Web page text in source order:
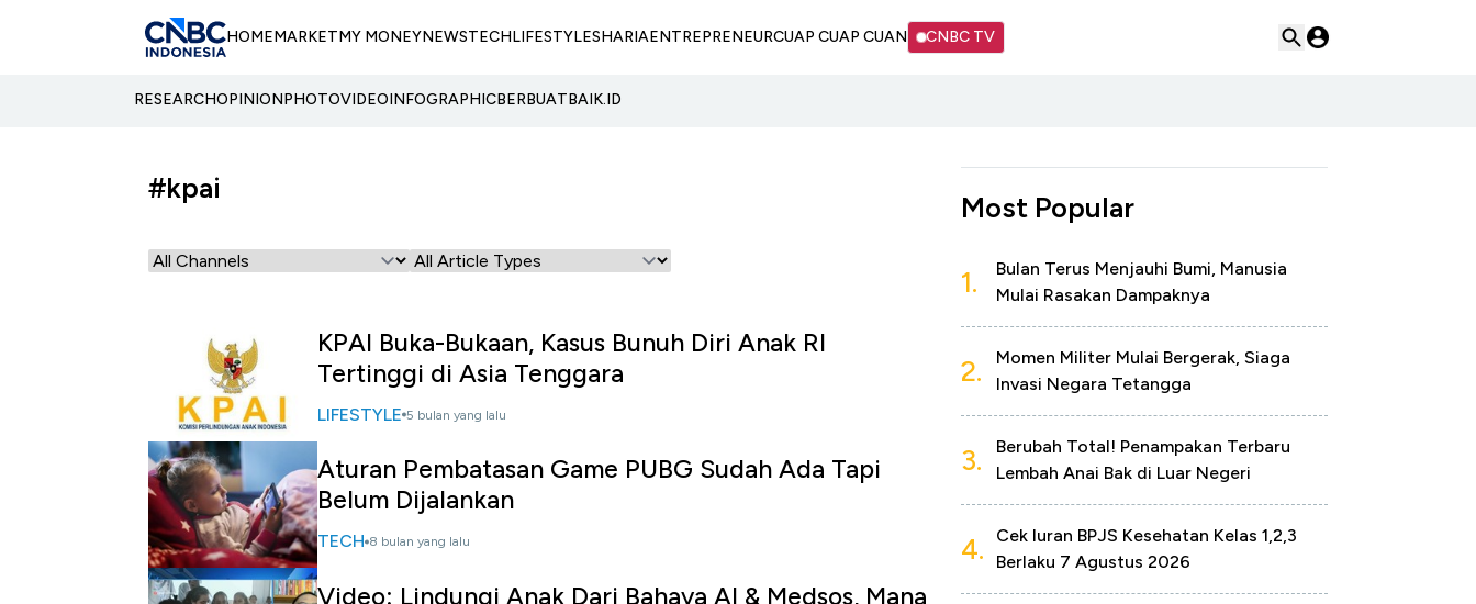
HOMEMARKETMY MONEYNEWSTECHLIFESTYLESHARIAENTREPRENEURCUAP CUAP CUAN CNBC TV
RESEARCHOPINIONPHOTOVIDEOINFOGRAPHICBERBUATBAIK.ID
#kpai
KPAI Buka-Bukaan, Kasus Bunuh Diri Anak RI
Tertinggi di Asia Tenggara
LIFESTYLE 5 bulan yang lalu
Aturan Pembatasan Game PUBG Sudah Ada Tapi
Belum Dijalankan
TECH 8 bulan yang lalu
Video: Lindungi Anak Dari Bahaya AI & Medsos, Mana
Most Popular
1.
Bulan Terus Menjauhi Bumi, Manusia
Mulai Rasakan Dampaknya
2.
Momen Militer Mulai Bergerak, Siaga
Invasi Negara Tetangga
3.
Berubah Total! Penampakan Terbaru
Lembah Anai Bak di Luar Negeri
4.
Cek Iuran BPJS Kesehatan Kelas 1,2,3
Berlaku 7 Agustus 2026